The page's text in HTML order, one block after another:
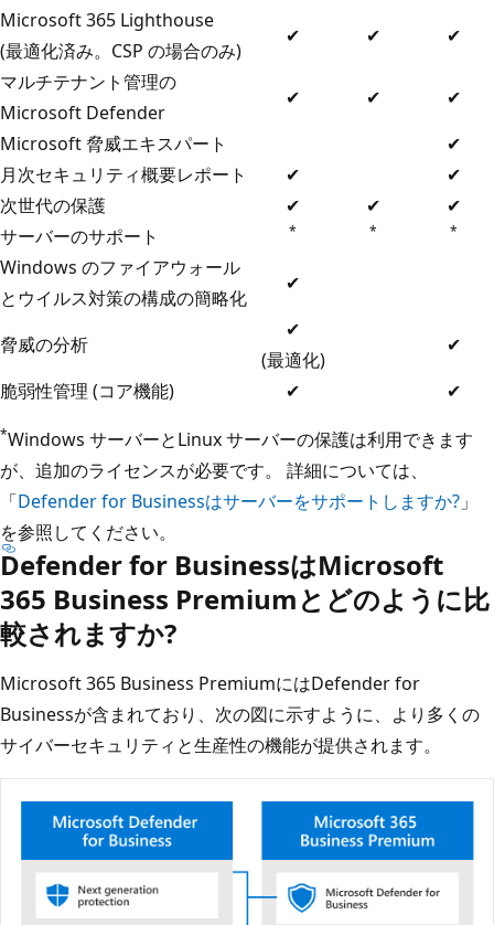
Microsoft 365 Lighthouse
(最適化済み。CSP の場合のみ)
✔ ✔
✔
マルチテナント管理の
Microsoft Defender
✔ ✔
✔
Microsoft 脅威エキスパート
✔
月次セキュリティ概要レポート
✔
✔
次世代の保護
✔ ✔
✔
サーバーのサポート
* * *
Windows のファイアウォール
とウイルス対策の構成の簡略化
✔
脅威の分析
✔
(最適化)
✔
脆弱性管理 (コア機能)
✔ ✔
*Windows サーバーとLinux サーバーの保護は利用できます
が、追加のライセンスが必要です。 詳細については、
「Defender for Businessはサーバーをサポートしますか? 」
を参照してください。
Defender for BusinessはMicrosoft
365 Business Premiumとどのように比
較されますか?
Microsoft 365 Business PremiumにはDefender for
Businessが含まれており、次の図に示すように、より多くの
サイバーセキュリティと生産性の機能が提供されます。